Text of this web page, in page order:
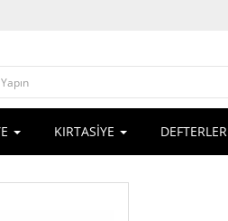
KIRTASİYE DEFTERLER